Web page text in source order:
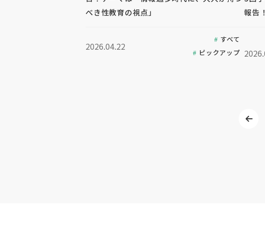
べき性教育の視点」
2026.04.22
すべて
ピックアップ
報告！